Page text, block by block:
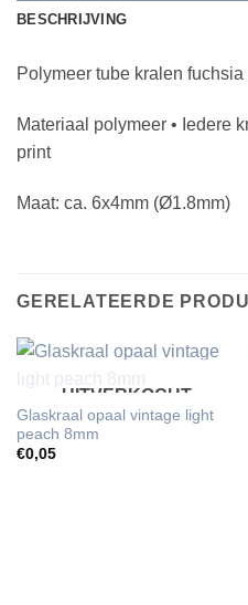
BESCHRIJVING
Polymeer tube kralen
Materiaal polymeer • Iedere
print
Maat: ca. 6x4mm (Ø1.8mm)
GERELATEERDE
UITVERKOCHT
Glaskraal opaal vintage light
peach 8mm
€0,05